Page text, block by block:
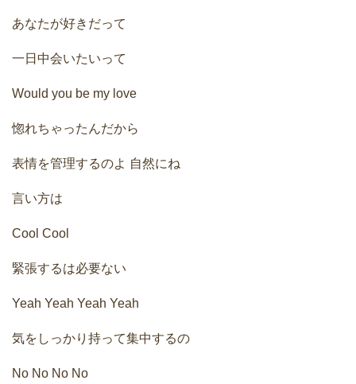
あなたが好きだって
一日中会いたいって
Would you be my love
惚れちゃったんだから
表情を管理するのよ 自然にね
言い方は
Cool Cool
緊張するは必要ない
Yeah Yeah Yeah Yeah
気をしっかり持って集中するの
No No No No